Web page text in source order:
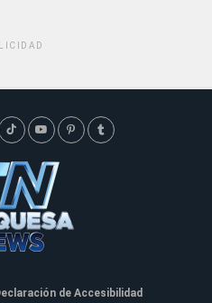
de Accesibilidad